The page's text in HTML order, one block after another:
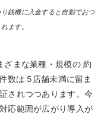
銭機に入金すると自動でおつ
ます。
ざまな業種・規模の 約
数は 5店舗未満に留ま
されつつあります。今
応範囲が広がり導入が